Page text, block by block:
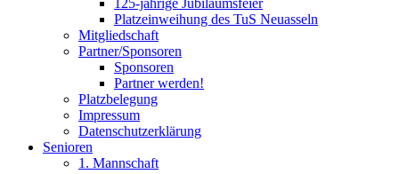
125-jährige Jubiläumsfeier
Platzeinweihung des TuS Neuasseln
Mitgliedschaft
Partner/Sponsoren
Sponsoren
Partner werden!
Platzbelegung
Impressum
Datenschutzerklärung
Senioren
1. Mannschaft